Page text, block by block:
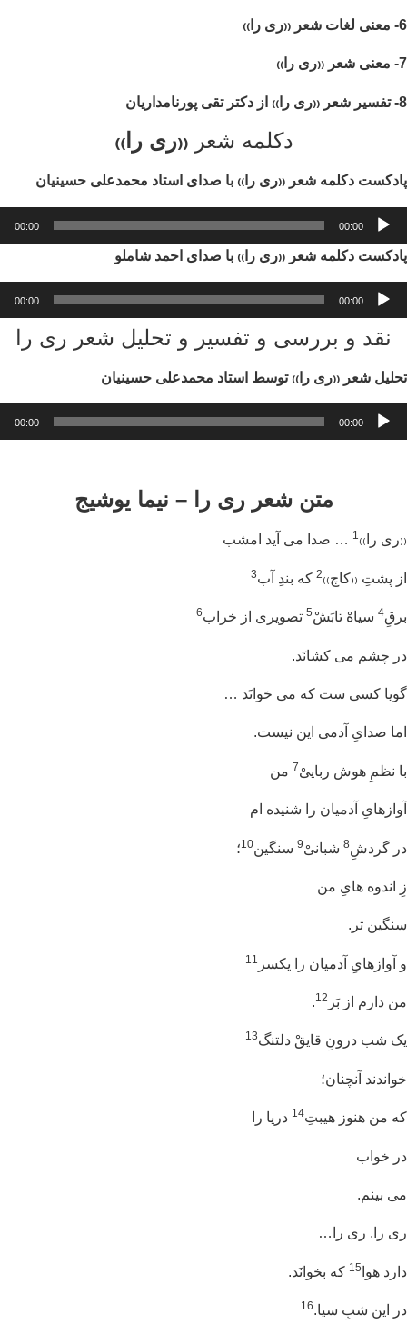
دکلمه شعر ₍₍ری را₎₎
دکلمه شعر ₍₍ری را₎₎ با صدای استاد محمدعلی حسینیان
00:00
00:00
دکلمه شعر ₍₍ری را₎₎ با صدای احمد شاملو
00:00
00:00
نقد و بررسی و تفسیر و تحلیل شعر ری را
شعر ₍₍ری را₎₎ توسط استاد محمدعلی حسینیان
00:00
00:00
متن شعر ری را – نیما یوشیج
را₎₎ 1 … صدا می آید امشب
پشتِ ₍₍کاچ₎₎ که بندِ آب
4 سیاهْ تابَشْ5تصویری از خراب
چشم می کشانَد.
کسی ست که می خوانَد …
صدایِ آدمی این نیست.
نظمِ هوش رباییْ 7من
آدمیان را شنیده ام
گردشِ شبانیْ 9سنگین 10؛
هایِ من
تر.
آدمیان را یکسر 11
دارم از بَر12
.
شب درونِ قایقْ دلتنگ13
آنچنان؛
من هنوز هیبتِ 14دریا را
خواب
بینم.
را. ری را…
هوا 15که بخوانَد.
این شبِ سیا. 16